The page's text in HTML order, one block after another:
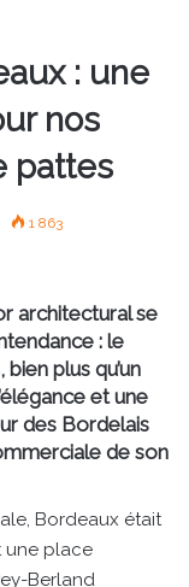
: une
nos
pattes
1 863
architectural se
: le
plus qu’un
et une
des Bordelais
de son
Bordeaux était
une place
Berland